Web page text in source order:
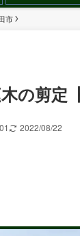
市
の剪定
2022/08/22